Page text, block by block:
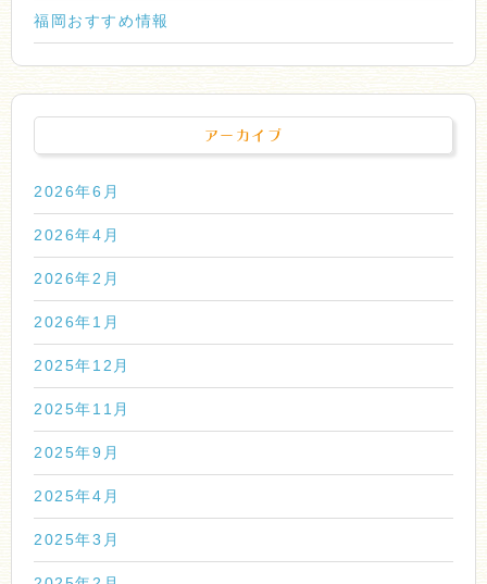
福岡おすすめ情報
アーカイブ
2026年6月
2026年4月
2026年2月
2026年1月
2025年12月
2025年11月
2025年9月
2025年4月
2025年3月